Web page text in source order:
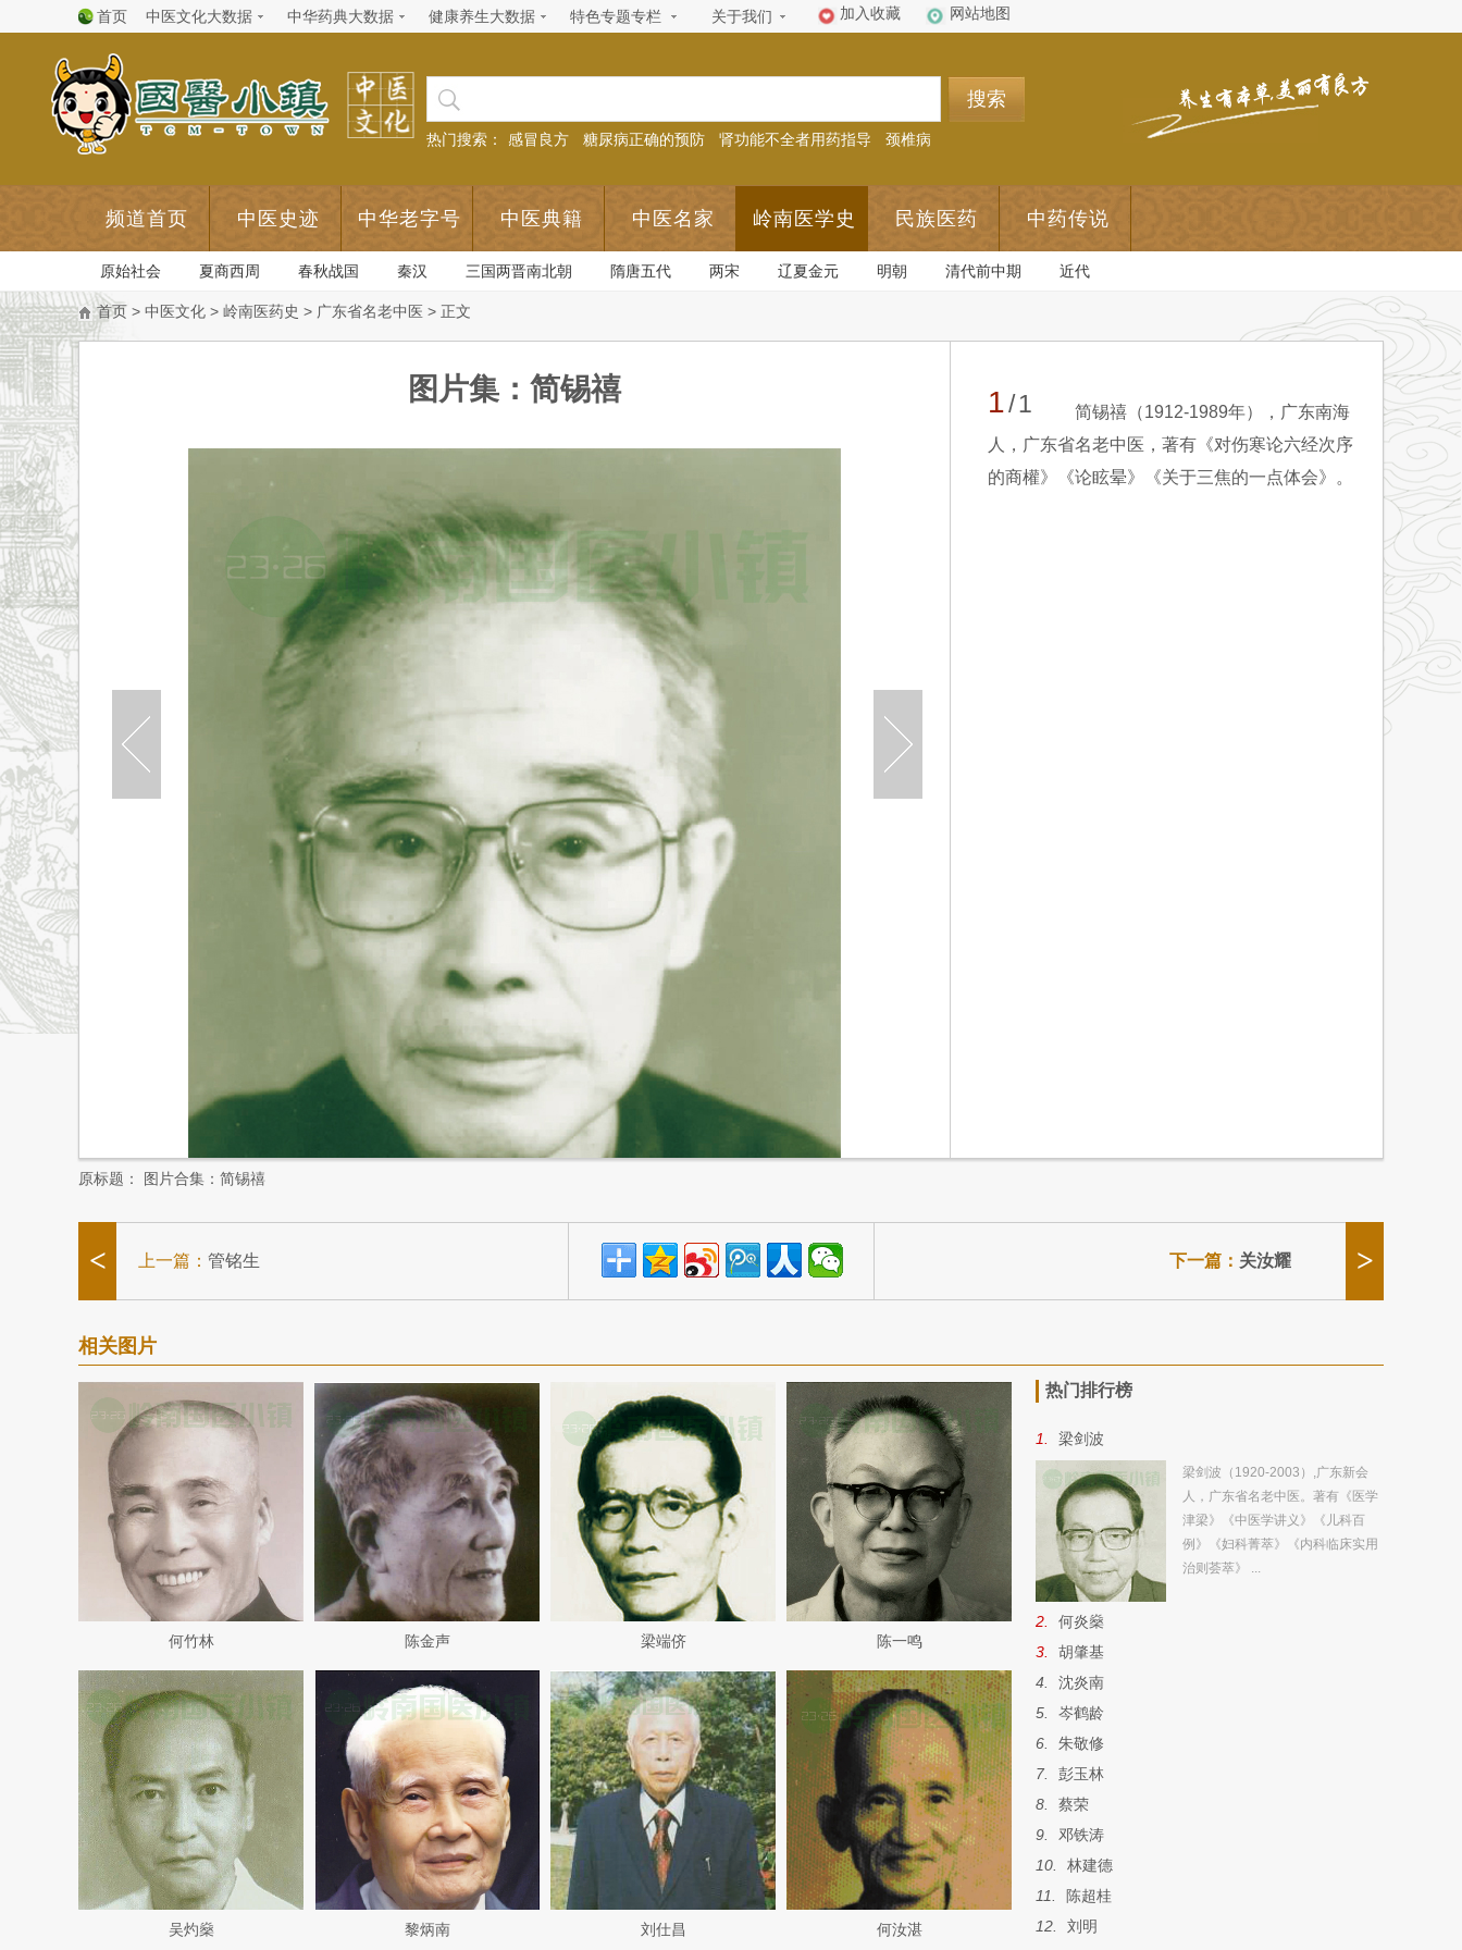
首页 中医文化大数据 中华药典大数据 健康养生大数据 特色专题专栏 关于我们 加入收藏 网站地图
搜索
热门搜索： 感冒良方 糖尿病正确的预防 肾功能不全者用药指导 颈椎病
频道首页 中医史迹 中华老字号 中医典籍 中医名家 岭南医学史 民族医药 中药传说
原始社会 夏商西周 春秋战国 秦汉 三国两晋南北朝 隋唐五代 两宋 辽夏金元 明朝 清代前中期 近代
首页 > 中医文化 > 岭南医药史 > 广东省名老中医 > 正文
图片集：简锡禧
简锡禧（1912-1989年），广东南海
人，广东省名老中医，著有《对伤寒论六经次序
的商權》《论眩晕》《关于三焦的一点体会》。
1/1
原标题： 图片合集：简锡禧
< >
上一篇： 管铭生 下一篇： 关汝耀
相关图片
何竹林 陈金声 梁端侪 陈一鸣
吴灼燊 黎炳南 刘仕昌 何汝湛
热门排行榜
1. 梁剑波
梁剑波（1920-2003）,广东新会
人，广东省名老中医。著有《医学
津梁》《中医学讲义》《儿科百
例》《妇科菁萃》《内科临床实用
治则荟萃》 ...
2.
何炎燊
3.
胡肇基
4.
沈炎南
5.
岑鹤龄
6.
朱敬修
7.
彭玉林
8.
蔡荣
9.
邓铁涛
10.
林建德
11.
陈超桂
12.
刘明